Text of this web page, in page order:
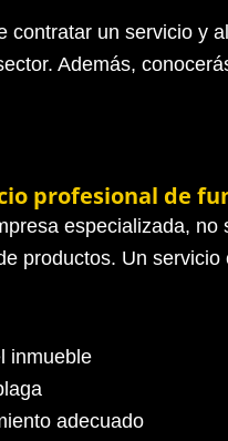
un servicio y
Además,
profesional de
especializada, no
productos. Un servicio
inmueble
adecuado